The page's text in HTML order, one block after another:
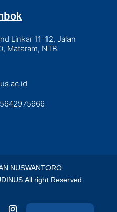
Linkar 11-12, Jalan
Mataram, NTB
NUSWANTORO
All right Reserved